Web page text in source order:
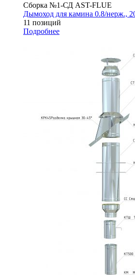
Сборка №1-СД AST-FLUE
Дымоход для камина 0.8/нерж.,
11 позиций
Подробнее